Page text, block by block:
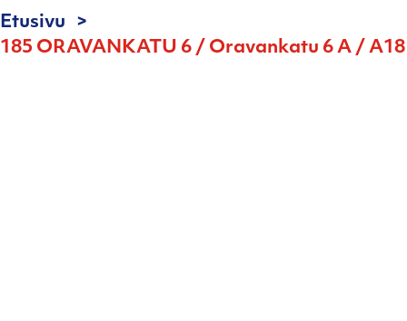
Etusivu
185 ORAVANKATU 6 / Oravankatu 6 A / A18